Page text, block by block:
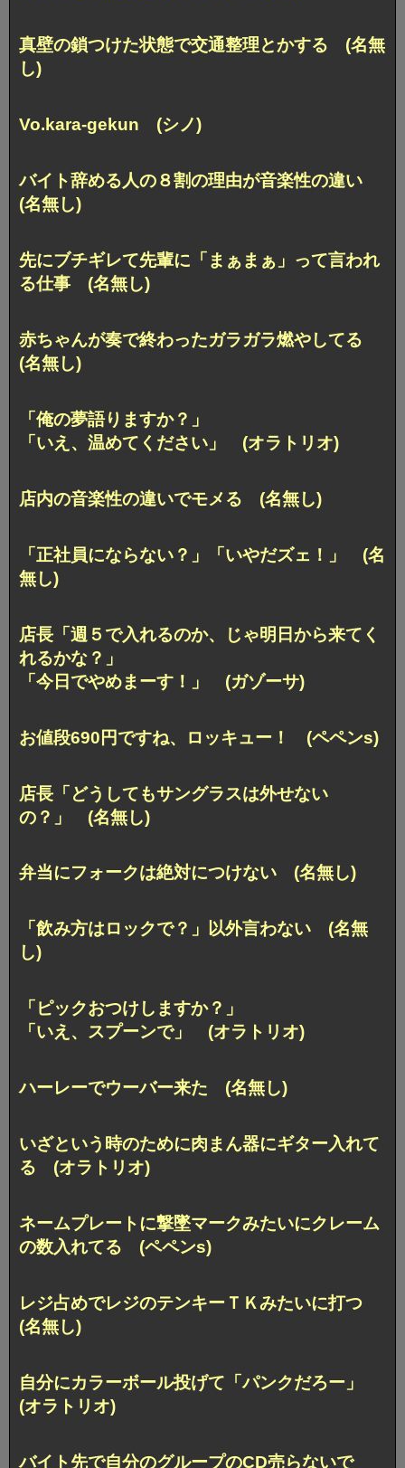
真壁の鎖つけた状態で交通整理とかする (名無
し)
Vo.kara-gekun (シノ)
バイト辞める人の８割の理由が音楽性の違い
(名無し)
先にブチギレて先輩に「まぁまぁ」って言われ
る仕事 (名無し)
赤ちゃんが奏で終わったガラガラ燃やしてる
(名無し)
「俺の夢語りますか？」
「いえ、温めてください」 (オラトリオ)
店内の音楽性の違いでモメる (名無し)
「正社員にならない？」「いやだズェ！」 (名
無し)
店長「週５で入れるのか、じゃ明日から来てく
れるかな？」
「今日でやめまーす！」 (ガゾーサ)
お値段690円ですね、ロッキュー！ (ペペンs)
店長「どうしてもサングラスは外せない
の？」 (名無し)
弁当にフォークは絶対につけない (名無し)
「飲み方はロックで？」以外言わない (名無
し)
「ピックおつけしますか？」
「いえ、スプーンで」 (オラトリオ)
ハーレーでウーバー来た (名無し)
いざという時のために肉まん器にギター入れて
る (オラトリオ)
ネームプレートに撃墜マークみたいにクレーム
の数入れてる (ペペンs)
レジ占めでレジのテンキーＴＫみたいに打つ
(名無し)
自分にカラーボール投げて「パンクだろー」
(オラトリオ)
バイト先で自分のグループのCD売らないで